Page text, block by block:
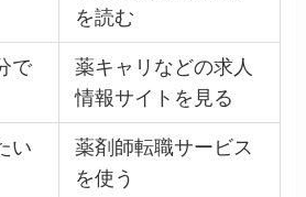
を読む
で
薬キャリなどの求人
情報サイトを見る
い
薬剤師転職サービス
を使う